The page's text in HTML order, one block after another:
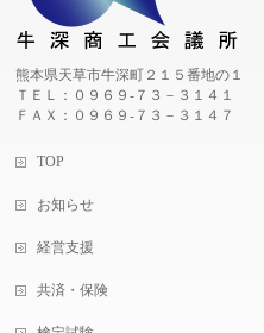
熊本県天草市牛深町２１５番地の１
ＴＥＬ：０９６９-７３－３１４１
ＦＡＸ：０９６９-７３－３１４７
TOP
お知らせ
経営支援
共済・保険